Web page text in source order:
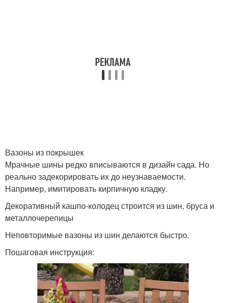
Вазоны из покрышек
Мрачные шины редко вписываются в дизайн сада. Но
реально задекорировать их до неузнаваемости.
Например, имитировать кирпичную кладку.
Декоративный кашпо-колодец строится из шин, бруса и
металлочерепицы
Неповторимые вазоны из шин делаются быстро.
Пошаговая инструкция: